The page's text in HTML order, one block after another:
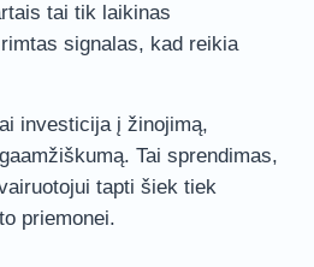
tai tik laikinas
signalas, kad reikia
investicija į žinojimą,
Tai sprendimas,
tapti šiek tiek
priemonei.